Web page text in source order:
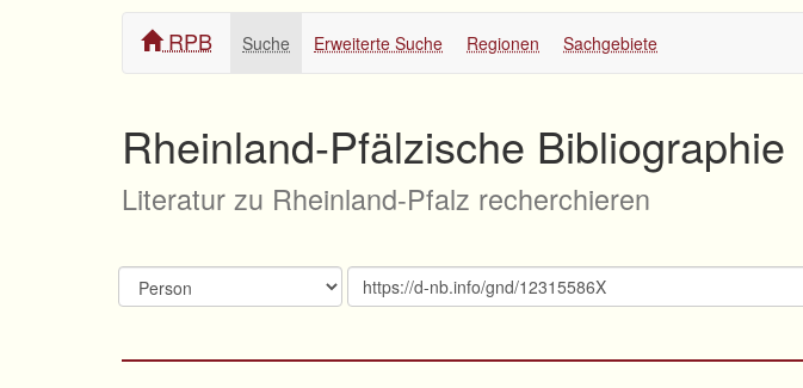
RPB Suche Erweiterte Suche Regionen Sachgebiete
Rheinland-Pfälzische Bibliographie
Literatur zu Rheinland-Pfalz recherchieren